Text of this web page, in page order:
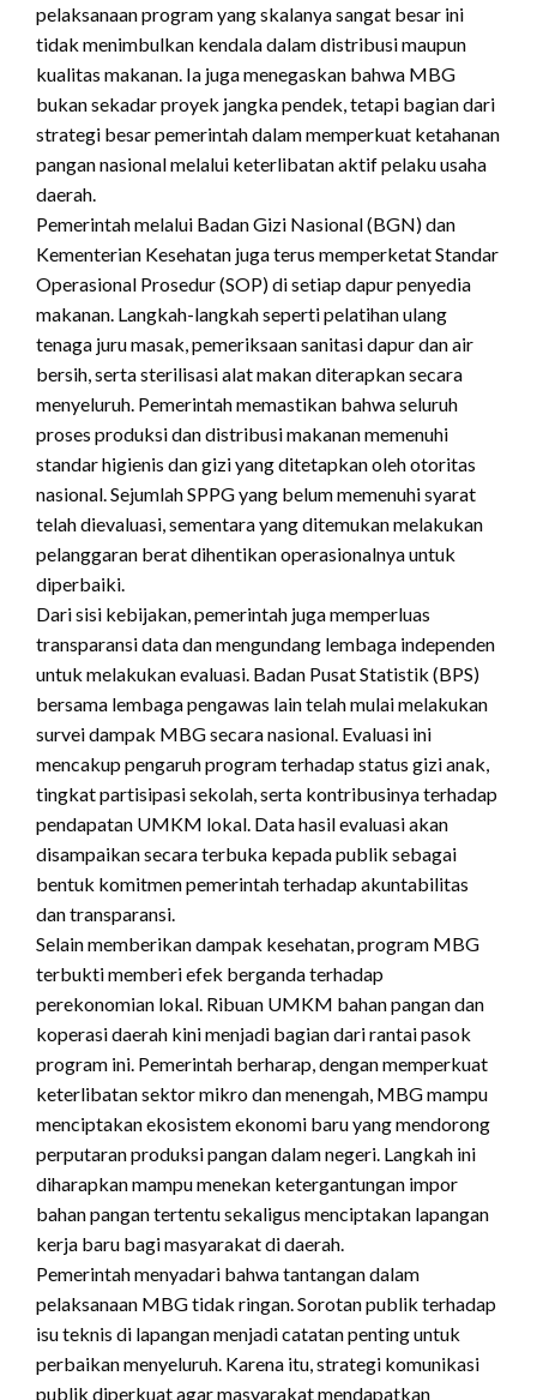
pelaksanaan program yang skalanya sangat besar ini
tidak menimbulkan kendala dalam distribusi maupun
kualitas makanan. Ia juga menegaskan bahwa MBG
bukan sekadar proyek jangka pendek, tetapi bagian dari
strategi besar pemerintah dalam memperkuat ketahanan
pangan nasional melalui keterlibatan aktif pelaku usaha
daerah.
Pemerintah melalui Badan Gizi Nasional (BGN) dan
Kementerian Kesehatan juga terus memperketat Standar
Operasional Prosedur (SOP) di setiap dapur penyedia
makanan. Langkah-langkah seperti pelatihan ulang
tenaga juru masak, pemeriksaan sanitasi dapur dan air
bersih, serta sterilisasi alat makan diterapkan secara
menyeluruh. Pemerintah memastikan bahwa seluruh
proses produksi dan distribusi makanan memenuhi
standar higienis dan gizi yang ditetapkan oleh otoritas
nasional. Sejumlah SPPG yang belum memenuhi syarat
telah dievaluasi, sementara yang ditemukan melakukan
pelanggaran berat dihentikan operasionalnya untuk
diperbaiki.
Dari sisi kebijakan, pemerintah juga memperluas
transparansi data dan mengundang lembaga independen
untuk melakukan evaluasi. Badan Pusat Statistik (BPS)
bersama lembaga pengawas lain telah mulai melakukan
survei dampak MBG secara nasional. Evaluasi ini
mencakup pengaruh program terhadap status gizi anak,
tingkat partisipasi sekolah, serta kontribusinya terhadap
pendapatan UMKM lokal. Data hasil evaluasi akan
disampaikan secara terbuka kepada publik sebagai
bentuk komitmen pemerintah terhadap akuntabilitas
dan transparansi.
Selain memberikan dampak kesehatan, program MBG
terbukti memberi efek berganda terhadap
perekonomian lokal. Ribuan UMKM bahan pangan dan
koperasi daerah kini menjadi bagian dari rantai pasok
program ini. Pemerintah berharap, dengan memperkuat
keterlibatan sektor mikro dan menengah, MBG mampu
menciptakan ekosistem ekonomi baru yang mendorong
perputaran produksi pangan dalam negeri. Langkah ini
diharapkan mampu menekan ketergantungan impor
bahan pangan tertentu sekaligus menciptakan lapangan
kerja baru bagi masyarakat di daerah.
Pemerintah menyadari bahwa tantangan dalam
pelaksanaan MBG tidak ringan. Sorotan publik terhadap
isu teknis di lapangan menjadi catatan penting untuk
perbaikan menyeluruh. Karena itu, strategi komunikasi
publik diperkuat agar masyarakat mendapatkan